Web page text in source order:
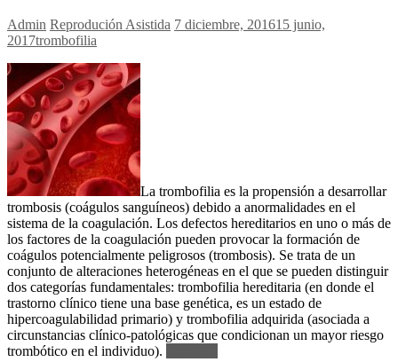
Admin Reprodución Asistida 7 diciembre, 201615 junio,
2017trombofilia
La trombofilia es la propensión a desarrollar
trombosis (coágulos sanguíneos) debido a anormalidades en el
sistema de la coagulación. Los defectos hereditarios en uno o más de
los factores de la coagulación pueden provocar la formación de
coágulos potencialmente peligrosos (trombosis). Se trata de un
conjunto de alteraciones heterogéneas en el que se pueden distinguir
dos categorías fundamentales: trombofilia hereditaria (en donde el
trastorno clínico tiene una base genética, es un estado de
hipercoagulabilidad primario) y trombofilia adquirida (asociada a
circunstancias clínico-patológicas que condicionan un mayor riesgo
trombótico en el individuo).